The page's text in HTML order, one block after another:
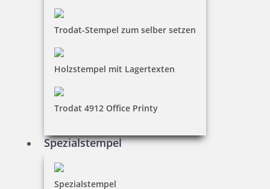
Trodat-Stempel zum selber setzen
Holzstempel mit Lagertexten
Trodat 4912 Office Printy
Spezialstempel
Spezialstempel